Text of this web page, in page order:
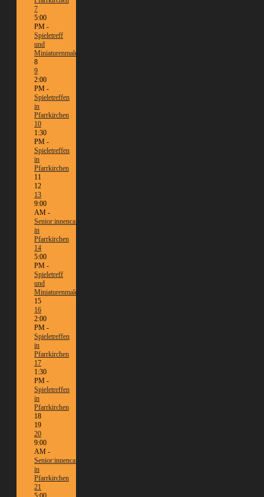
7
5:00
PM -
Spieletreff
und
Miniaturenmalen/Tabletop
8
9
2:00
PM -
Spieletreffen
in
Pfarrkirchen
10
1:30
PM -
Spieletreffen
in
Pfarrkirchen
11
12
13
9:00
AM -
Senior:innencafé
in
Pfarrkirchen
14
5:00
PM -
Spieletreff
und
Miniaturenmalen/Tabletop
15
16
2:00
PM -
Spieletreffen
in
Pfarrkirchen
17
1:30
PM -
Spieletreffen
in
Pfarrkirchen
18
19
20
9:00
AM -
Senior:innencafé
in
Pfarrkirchen
21